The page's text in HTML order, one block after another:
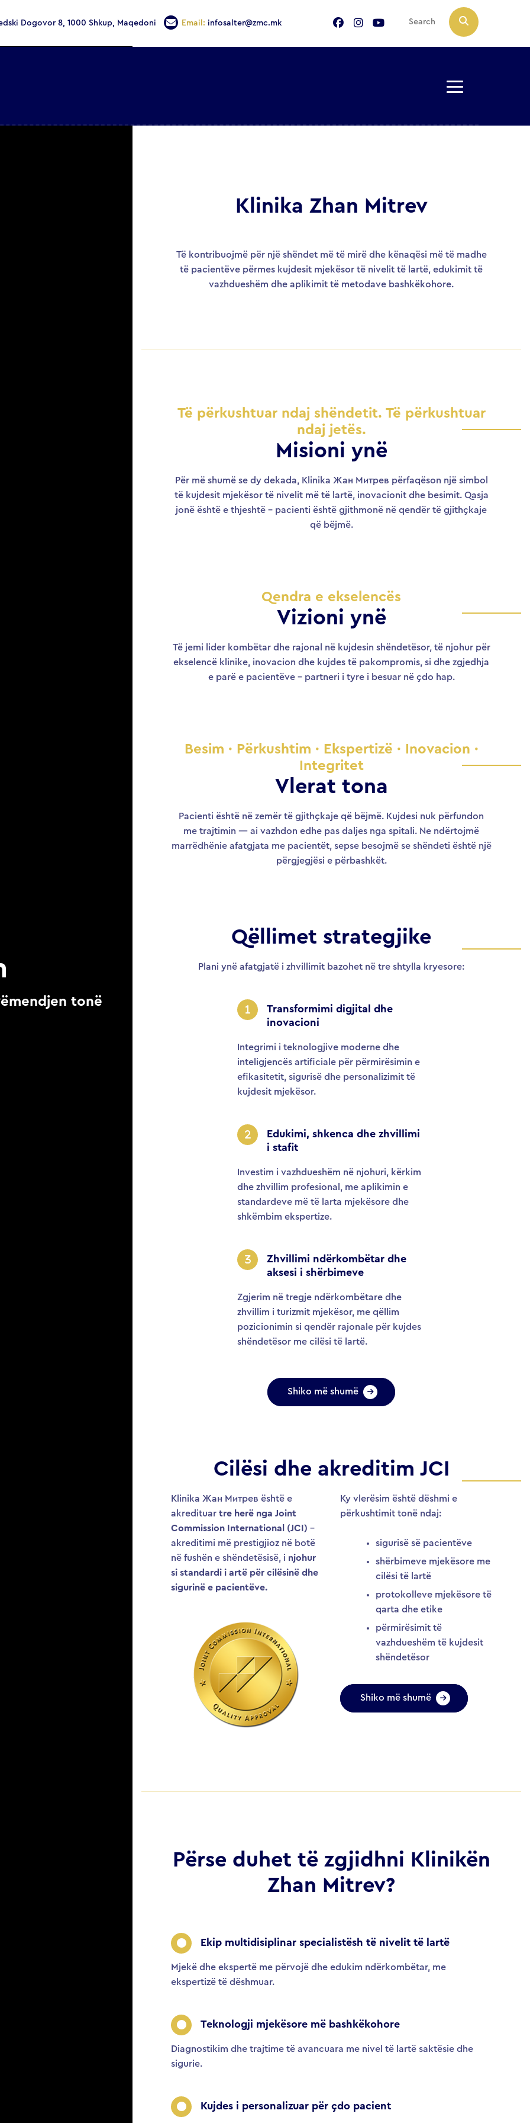
Dogovor 8, 1000 Shkup, Maqedoni Email: infosalter@zmc.mk
tonë
Klinika Zhan Mitrev
Të kontribuojmë për një shëndet më të mirë dhe kënaqësi më të madhe
të pacientëve përmes kujdesit mjekësor të nivelit të lartë, edukimit të
vazhdueshëm dhe aplikimit të metodave bashkëkohore.
Të përkushtuar ndaj shëndetit. Të përkushtuar
ndaj jetës.
Misioni ynë
Për më shumë se dy dekada, Klinika Жан Митрев përfaqëson një simbol
të kujdesit mjekësor të nivelit më të lartë, inovacionit dhe besimit. Qasja
jonë është e thjeshtë – pacienti është gjithmonë në qendër të gjithçkaje
që bëjmë.
Qendra e ekselencës
Vizioni ynë
Të jemi lider kombëtar dhe rajonal në kujdesin shëndetësor, të njohur për
ekselencë klinike, inovacion dhe kujdes të pakompromis, si dhe zgjedhja
e parë e pacientëve – partneri i tyre i besuar në çdo hap.
Besim · Përkushtim · Ekspertizë · Inovacion ·
Integritet
Vlerat tona
Pacienti është në zemër të gjithçkaje që bëjmë. Kujdesi nuk përfundon
me trajtimin — ai vazhdon edhe pas daljes nga spitali. Ne ndërtojmë
marrëdhënie afatgjata me pacientët, sepse besojmë se shëndeti është një
përgjegjësi e përbashkët.
Qëllimet strategjike
Plani ynë afatgjatë i zhvillimit bazohet në tre shtylla kryesore:
Transformimi digjital dhe
inovacioni
Integrimi i teknologjive moderne dhe
inteligjencës artificiale për përmirësimin e
efikasitetit, sigurisë dhe personalizimit të
kujdesit mjekësor.
Edukimi, shkenca dhe zhvillimi
i stafit
Investim i vazhdueshëm në njohuri, kërkim
dhe zhvillim profesional, me aplikimin e
standardeve më të larta mjekësore dhe
shkëmbim ekspertize.
Zhvillimi ndërkombëtar dhe
aksesi i shërbimeve
Zgjerim në tregje ndërkombëtare dhe
zhvillim i turizmit mjekësor, me qëllim
pozicionimin si qendër rajonale për kujdes
shëndetësor me cilësi të lartë.
Shiko më shumë
Cilësi dhe akreditim JCI
Klinika Жан Митрев është e
akredituar tre herë nga Joint
Commission International (JCI) –
akreditimi më prestigjioz në botë
në fushën e shëndetësisë, i njohur
si standardi i artë për cilësinë dhe
sigurinë e pacientëve.
Ky vlerësim është dëshmi e
përkushtimit tonë ndaj:
sigurisë së pacientëve
shërbimeve mjekësore me
cilësi të lartë
protokolleve mjekësore të
qarta dhe etike
përmirësimit të
vazhdueshëm të kujdesit
shëndetësor
Shiko më shumë
Përse duhet të zgjidhni Klinikën
Zhan Mitrev?
Ekip multidisiplinar specialistësh të nivelit të lartë
Mjekë dhe ekspertë me përvojë dhe edukim ndërkombëtar, me
ekspertizë të dëshmuar.
Teknologji mjekësore më bashkëkohore
Diagnostikim dhe trajtime të avancuara me nivel të lartë saktësie dhe
sigurie.
Kujdes i personalizuar për çdo pacient